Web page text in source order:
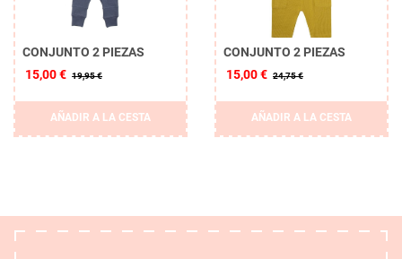
CONJUNTO 2 PIEZAS
15,00 € 19,95 €
AÑADIR A LA CESTA
CONJUNTO 2 PIEZAS
15,00 € 24,75 €
AÑADIR A LA CESTA